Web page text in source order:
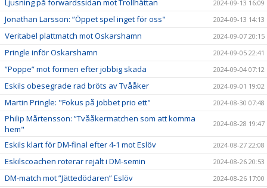
Ljusning på forwardssidan mot Trollhättan 2024-09-13 16:09
Jonathan Larsson: ”Öppet spel inget för oss" 2024-09-13 14:13
Veritabel plattmatch mot Oskarshamn 2024-09-07 20:15
Pringle inför Oskarshamn 2024-09-05 22:41
”Poppe” mot formen efter jobbig skada 2024-09-04 07:12
Eskils obesegrade rad bröts av Tvååker 2024-09-01 19:02
Martin Pringle: "Fokus på jobbet prio ett" 2024-08-30 07:48
Philip Mårtensson: ”Tvååkermatchen som att komma
hem"
2024-08-28 19:47
Eskils klart för DM-final efter 4-1 mot Eslöv 2024-08-27 22:08
Eskilscoachen roterar rejält i DM-semin 2024-08-26 20:53
DM-match mot ”Jättedödaren” Eslöv 2024-08-26 17:00